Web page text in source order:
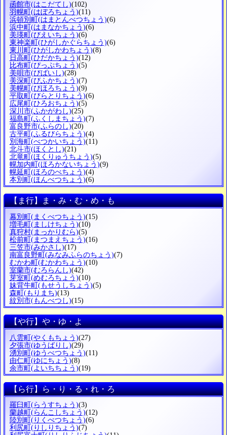
函館市(はこだてし)(102)
羽幌町 (はぼろちょう)(11)
浜頓別町 (はまとんべつちょう)(6)
浜中町 (はまなかちょう)(6)
美瑛町 (びえいちょう)(6)
東神楽町 (ひがしかぐらちょう)(6)
東川町 (ひがしかわちょう)(8)
日高町 (ひだかちょう)(12)
比布町 (ぴっぷちょう)(5)
美唄市(びばいし)(28)
美深町 (びふかちょう)(7)
美幌町 (びほろちょう)(9)
平取町 (びらとりちょう)(6)
広尾町 (ひろおちょう)(5)
深川市(ふかがわし)(25)
福島町 (ふくしまちょう)(7)
富良野市(ふらのし)(20)
古平町 (ふるびらちょう)(4)
別海町 (べつかいちょう)(11)
北斗市(ほくとし)(21)
北竜町 (ほくりゅうちょう)(5)
幌加内町 (ほろかないちょう)(9)
幌延町 (ほろのべちょう)(4)
本別町 (ほんべつちょう)(6)
【ま行】ま・み・む・め・も
幕別町 (まくべつちょう)(15)
増毛町 (ましけちょう)(10)
真狩村(まっかりむら)(5)
松前町 (まつまえちょう)(16)
三笠市(みかさし)(17)
南富良野町 (みなみふらのちょう)(7)
むかわ町 (むかわちょう)(10)
室蘭市(むろらんし)(42)
芽室町 (めむろちょう)(10)
妹背牛町 (もせうしちょう)(5)
森町 (もりまち)(13)
紋別市(もんべつし)(15)
【や行】や・ゆ・よ
八雲町(やくもちょう)(27)
夕張市(ゆうばりし)(29)
湧別町(ゆうべつちょう)(11)
由仁町(ゆにちょう)(8)
余市町(よいちちょう)(19)
【ら行】ら・り・る・れ・ろ
羅臼町 (らうすちょう)(3)
蘭越町 (らんこしちょう)(12)
陸別町 (りくべつちょう)(6)
利尻町 (りしりちょう)(7)